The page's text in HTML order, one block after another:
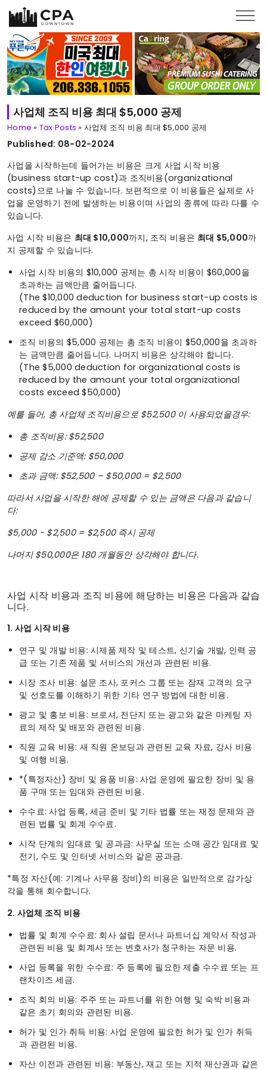
Skip to main content
사업체 조직 비용 최대 $5,000 공제
Home » Tax Posts » 사업체 조직 비용 최대 $5,000 공제
Published: 08-02-2024
사업을 시작하는데 들어가는 비용은 크게 사업 시작 비용
(business start-up cost)과 조직비용(organizational
costs)으로 나눌 수 있습니다. 보편적으로 이 비용들은 실제로 사
업을 운영하기 전에 발생하는 비용이며 사업의 종류에 따라 다를 수
있습니다.
사업 시작 비용은 최대 $10,000까지, 조직 비용은 최대 $5,000까
지 공제할 수 있습니다.
사업 시작 비용의 $10,000 공제는 총 시작 비용이 $60,000을
초과하는 금액만큼 줄어듭니다.
(The $10,000 deduction for business start-up costs is
reduced by the amount your total start-up costs
exceed $60,000)
조직 비용의 $5,000 공제는 총 조직 비용이 $50,000을 초과하
는 금액만큼 줄어듭니다. 나머지 비용은 상각해야 합니다.
(The $5,000 deduction for organizational costs is
reduced by the amount your total organizational
costs exceed $50,000)
예를 들어, 총 사업체 조직비용으로 $52,500 이 사용되었을경우:
총 조직비용: $52,500
공제 감소 기준액: $50,000
초과 금액: $52,500 – $50,000 = $2,500
따라서 사업을 시작한 해에 공제할 수 있는 금액은 다음과 같습니
다:
$5,000 − $2,500 = $2,500 즉시 공제
나머지 $50,000은 180 개월동안 상각해야 합니다.
사업 시작 비용과 조직 비용에 해당하는 비용은 다음과 같습
니다.
1. 사업 시작 비용
연구 및 개발 비용: 시제품 제작 및 테스트, 신기술 개발, 인력 공
급 또는 기존 제품 및 서비스의 개선과 관련된 비용.
시장 조사 비용: 설문 조사, 포커스 그룹 또는 잠재 고객의 요구
및 선호도를 이해하기 위한 기타 연구 방법에 대한 비용.
광고 및 홍보 비용: 브로셔, 전단지 또는 광고와 같은 마케팅 자
료의 제작 및 배포와 관련된 비용.
직원 교육 비용: 새 직원 온보딩과 관련된 교육 자료, 강사 비용
및 여행 비용.
*(특정자산) 장비 및 용품 비용: 사업 운영에 필요한 장비 및 용
품 구매 또는 임대와 관련된 비용.
수수료: 사업 등록, 세금 준비 및 기타 법률 또는 재정 문제와 관
련된 법률 및 회계 수수료.
시작 단계의 임대료 및 공과금: 사무실 또는 소매 공간 임대료 및
전기, 수도 및 인터넷 서비스와 같은 공과금.
*특정 자산(예: 기계나 사무용 장비)의 비용은 일반적으로 감가상
각을 통해 회수합니다.
2. 사업체 조직 비용
법률 및 회계 수수료: 회사 설립 문서나 파트너십 계약서 작성과
관련된 비용 및 회계사 또는 변호사가 청구하는 자문 비용.
사업 등록을 위한 수수료: 주 등록에 필요한 제출 수수료 또는 프
랜차이즈 세금.
조직 회의 비용: 주주 또는 파트너를 위한 여행 및 숙박 비용과
같은 초기 회의와 관련된 비용.
허가 및 인가 취득 비용: 사업 운영에 필요한 허가 및 인가 취득
과 관련된 비용.
자산 이전과 관련된 비용: 부동산, 재고 또는 지적 재산권과 같은